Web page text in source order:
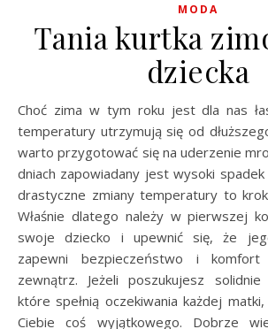
MODA
Tania kurtka
dziecka
Choć zima w tym roku jest dla nas łaskawa – dodatnie
temperatury utrzymują się od
warto przygotować się na uderzenie
dniach zapowiadany jest wysoki
drastyczne zmiany temperatury to
Właśnie dlatego należy w pierwszej
swoje dziecko i upewnić się, że
zapewni bezpieczeństwo i komfort
zewnątrz. Jeżeli poszukujesz
które spełnią oczekiwania każdej
Ciebie coś wyjątkowego. Dobrze